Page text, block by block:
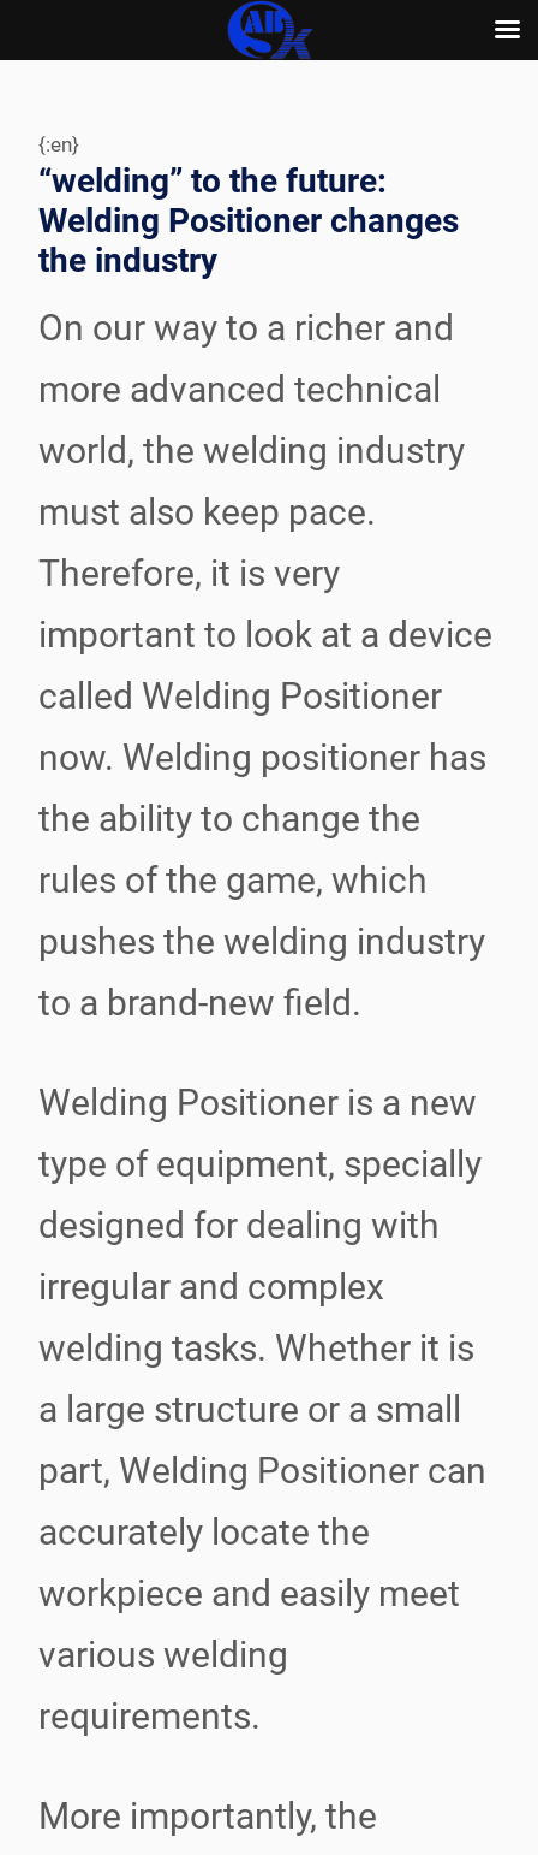
content
{:en}
“welding” to the future:
Welding Positioner changes
the industry
On our way to a richer and
more advanced technical
world, the welding industry
must also keep pace.
Therefore, it is very
important to look at a device
called Welding Positioner
now. Welding positioner has
the ability to change the
rules of the game, which
pushes the welding industry
to a brand-new field.
Welding Positioner is a new
type of equipment, specially
designed for dealing with
irregular and complex
welding tasks. Whether it is
a large structure or a small
part, Welding Positioner can
accurately locate the
workpiece and easily meet
various welding
requirements.
More importantly, the